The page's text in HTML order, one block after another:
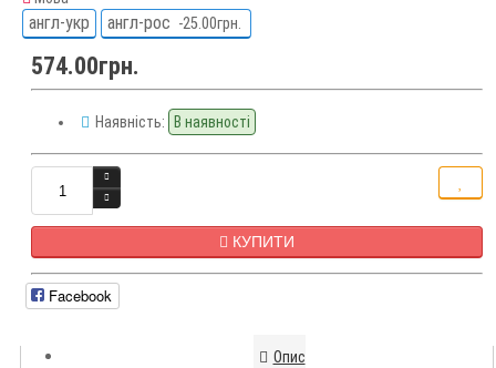
англ-укр англ-рос -25.00грн.
574.00грн.
Наявність: В наявності
КУПИТИ
Facebook
Опис